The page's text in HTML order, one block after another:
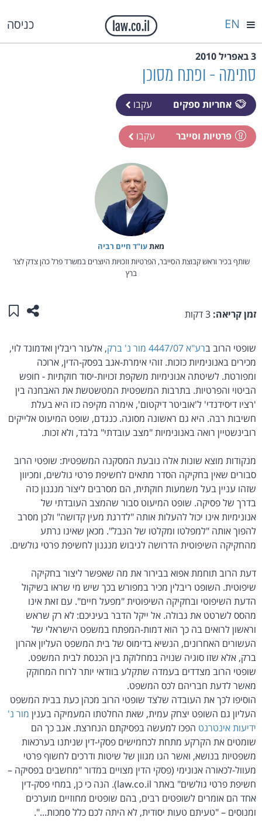
כניסה EN
3 באפריל 2010
סתימה - ופתח מסוכן
אחריות ספקים עקבו
פרטיות וסייבר עקבו
מאת‏עו"ד חיים רביה
שותף בכיר וראש קבוצת הסייבר, הפרטיות וזכויות היוצרים במשרד פרל כהן צדק לצר
ברץ
זמן קריאה: שתפו
שופטי הרוב ברע"א 4447/07 מור נ' ברק
, אלעזר ריבלין ואדמונד לוי,
מכירים באנונימיות כזכות. זוהי אימרת-אגב בפסק-הדין, ארוכה
ומפורטת. לשיטתה אנונימיות משקפת זכויות-יסוד חוקתיות - חופש
הביטוי והפרטיות. בתרבות המשפטית המטשטשת את האבחנה בין
'רציו דיסידנדי' ל'אוביטר דיקטום', אימרה מקיפה כזו היא בעלת
חשיבות רבה. היא גם ראשונה מסוגה. כנגדם, שופט המיעוט אלייקים
רובינשטיין רואה באנונימיות "מצב עובדתי" בלבד, ולא זכות.
מנקודות מוצא שונות אלה נובעת המסקנה המשפטית: שופטי הרוב
סבורים שאין בחקיקה הסדר מתאים לחשיפת פרטי גולשים, ומכיוון
שזהו עניין בעל משמעות חוקתית, הם מסרבים ליצור מנגנון כזה
בדרך של פסיקה. שופט המיעוט סבור שהמצב העובדתי של
אנונימיות אינו יכול להעלות אותה "לדרגת מעין קדושה" ולכן מסרב
להפוך אותה "למפלטו ומקלטו של הנבל". מכאן שאינו נרתע
מהחקיקה השיפוטית הדרושה לגיבוש מנגנון לחשיפת פרטי גולשים.
דעת הרוב תוחמת אפוא בבירור את מה שאפשר ליצור בחקיקה
שיפוטית. השופט ריבלין מכיר במפורש בכך שיש מי שראו בשיקול
הדעת השיפוטי ובחקיקה השיפוטית "מפעל חיים". עם זאת אינו
מהסס לשרטט את גבולה. אל ייקל הדבר בעיניכם: לא רק שראש
וראשון לרואים בה כך הוא דמות-המפתח במשפט הישראלי של
העשורים האחרונים, הנשיא בדימוס של בית המשפט העליון אהרון
ברק, אלא שזו סוגיה שנויה במחלוקת בין הכנסת לבית המשפט.
שופטי הרוב מצדדים בעמדה שתקלע בוודאי יותר לרוח המחוקק
מאשר לדעת חבריהם לכס המשפט.
הוסיפו לכך את העובדה שלצד שופטי הרוב מכהן כעת בבית המשפט
העליון גם השופט יצחק עמית, שאת החלטתו המעמיקה בענין מור נ'
ידיעות אינטרנט הפכו למעשה בפסיקתם הנחרצת. אגב כך הם
שומטים את הקרקע מתחת לכחמישים פסקי-דין שניתנו בערכאות
משפטיות בנושא, ואשר הגו מגוון של שיטות ודרכים לחשוף פרטי
מעוול-לכאורה אנונימי (פסקי הדין מצויים במדור "מחשבים בפסיקה –
חשיפת פרטי גולשים" באתר law.co.il). הנה כי כן, במחי פסק-דין
אחד הם אומרים לשופטים רבים, בהם שופטים מחוזיים מוערכים
ומנוסים – "טעיתם טעות יסודית, לא היתה לכם כלל סמכות...".